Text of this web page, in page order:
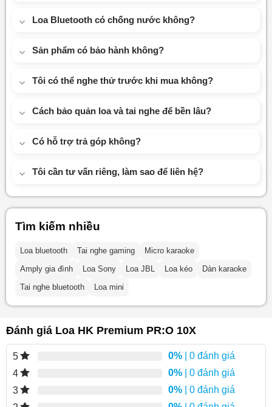
Loa Bluetooth có chống nước không?
Sản phẩm có bảo hành không?
Tôi có thể nghe thử trước khi mua không?
Cách bảo quản loa và tai nghe để bền lâu?
Có hỗ trợ trả góp không?
Tôi cần tư vấn riêng, làm sao để liên hệ?
Tìm kiếm nhiều
Loa bluetooth Tai nghe gaming
Micro karaoke
Amply gia đình
Loa Sony Loa JBL Loa kéo
Dàn karaoke
Tai nghe bluetooth
Loa mini
Đánh giá Loa HK Premium PR:O 10X
5 0% | 0 đánh giá
4
0% | 0 đánh giá
3
0% | 0 đánh giá